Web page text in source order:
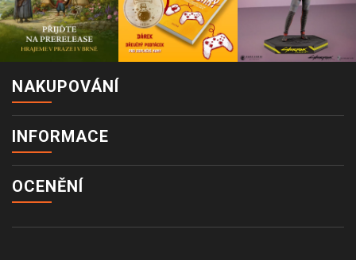
NAKUPOVÁNÍ
INFORMACE
OCENĚNÍ